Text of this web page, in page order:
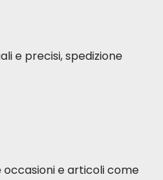
e precisi, spedizione
e articoli come